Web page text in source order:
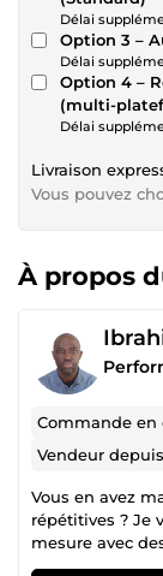
Délai
Option 3 –
Délai
Option 4 –
(multi-
Délai
Livraison
Vous pouvez
À propos
Commande
Vendeur
Vous en avez
répétitives ? Je
mesure avec
Notion...). 💡 Exemples : Copier automatiquement des infos